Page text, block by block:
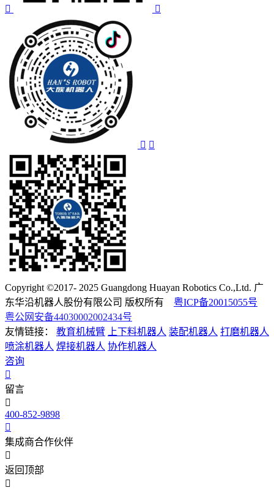
Copyright ©2017- 2025 Guangdong Huayan Robotics Co.,Ltd. 广
东华沿机器人股份有限公司 版权所有 粤ICP备20015055号
粤公网安备44030002002434号
友情链接：
教育机械臂 上下料机器人 装配机器人 打磨机器人
喷涂机器人 焊接机器人 协作机器人
咨询
留言
400-852-9898
集成商合作伙伴
返回顶部